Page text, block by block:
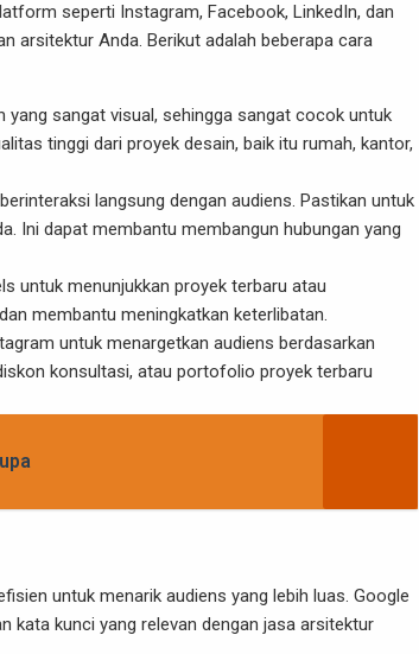
seperti Instagram, Facebook, LinkedIn, dan
arsitektur Anda. Berikut adalah beberapa cara
sangat visual, sehingga sangat cocok untuk
tinggi dari proyek desain, baik itu rumah, kantor,
langsung dengan audiens. Pastikan untuk
Ini dapat membantu membangun hubungan yang
untuk menunjukkan proyek terbaru atau
membantu meningkatkan keterlibatan.
untuk menargetkan audiens berdasarkan
konsultasi, atau portofolio proyek terbaru
untuk menarik audiens yang lebih luas. Google
kata kunci yang relevan dengan jasa arsitektur